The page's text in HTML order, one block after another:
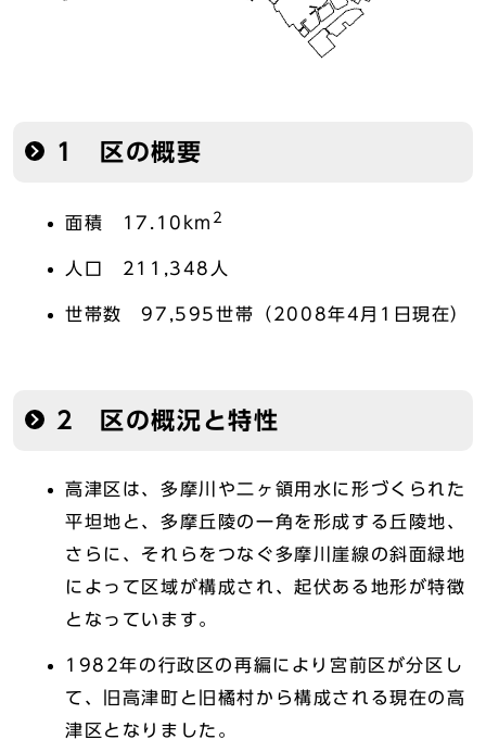
1 区の概要
面積 17.10km 2
人口 211,348人
世帯数 97,595世帯（2008年4月1日現在）
2 区の概況と特性
高津区は、多摩川や二ヶ領用水に形づくられた
平坦地と、多摩丘陵の一角を形成する丘陵地、
さらに、それらをつなぐ多摩川崖線の斜面緑地
によって区域が構成され、起伏ある地形が特徴
となっています。
1982年の行政区の再編により宮前区が分区し
て、旧高津町と旧橘村から構成される現在の高
津区となりました。